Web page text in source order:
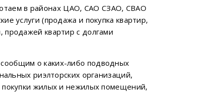
в районах ЦАО, САО СЗАО, СВАО
услуги (продажа и покупка квартир,
квартир с долгами
сообщим о каких-либо подводных
риэлторских организаций,
покупки жилых и нежилых помещений,